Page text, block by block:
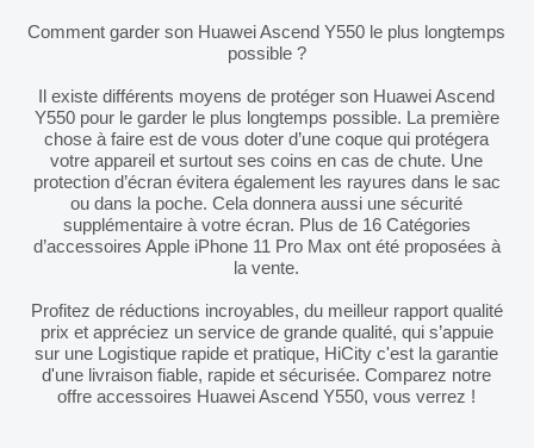
Comment garder son Huawei Ascend Y550 le plus longtemps
possible ?
Il existe différents moyens de protéger son Huawei Ascend
Y550 pour le garder le plus longtemps possible. La première
chose à faire est de vous doter d’une coque qui protégera
votre appareil et surtout ses coins en cas de chute. Une
protection d’écran évitera également les rayures dans le sac
ou dans la poche. Cela donnera aussi une sécurité
supplémentaire à votre écran. Plus de 16 Catégories
d’accessoires Apple iPhone 11 Pro Max ont été proposées à
la vente.
Profitez de réductions incroyables, du meilleur rapport qualité
prix et appréciez un service de grande qualité, qui s’appuie
sur une Logistique rapide et pratique, HiCity c'est la garantie
d'une livraison fiable, rapide et sécurisée. Comparez notre
offre accessoires Huawei Ascend Y550, vous verrez !